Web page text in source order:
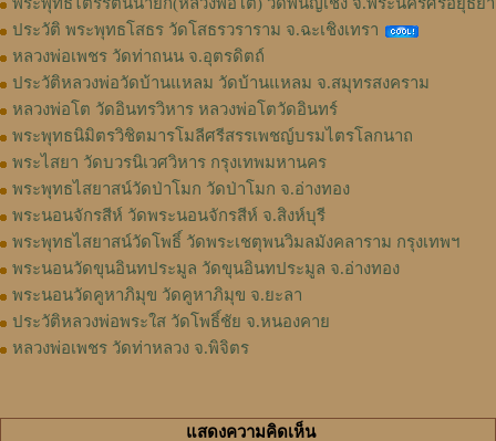
ประวัติ พระพุทธโสธร วัดโสธรวราราม จ.ฉะเชิงเทรา
หลวงพ่อเพชร วัดท่าถนน จ.อุตรดิตถ์
ประวัติหลวงพ่อวัดบ้านแหลม วัดบ้านแหลม จ.สมุทรสงคราม
หลวงพ่อโต วัดอินทรวิหาร หลวงพ่อโตวัดอินทร์
พระพุทธนิมิตรวิชิตมารโมลีศรีสรรเพชญ์บรมไตรโลกนาถ
พระไสยา วัดบวรนิเวศวิหาร กรุงเทพมหานคร
พระพุทธไสยาสน์วัดป่าโมก วัดป่าโมก จ.อ่างทอง
พระนอนจักรสีห์ วัดพระนอนจักรสีห์ จ.สิงห์บุรี
พระพุทธไสยาสน์วัดโพธิ์ วัดพระเชตุพนวิมลมังคลาราม กรุงเทพฯ
พระนอนวัดขุนอินทประมูล วัดขุนอินทประมูล จ.อ่างทอง
พระนอนวัดคูหาภิมุข วัดคูหาภิมุข จ.ยะลา
ประวัติหลวงพ่อพระใส วัดโพธิ์ชัย จ.หนองคาย
หลวงพ่อเพชร วัดท่าหลวง จ.พิจิตร
แสดงความคิดเห็น